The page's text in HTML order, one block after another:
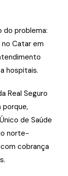
do problema:
Catar em
hospitais.
Real Seguro
porque,
de Saúde
norte-
cobrança